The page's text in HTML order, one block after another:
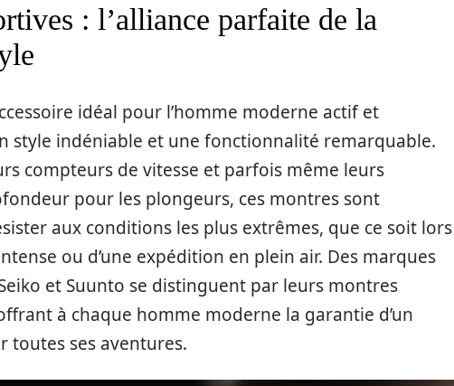
: l’alliance parfaite de la
idéal pour l’homme moderne actif et
style indéniable et une fonctionnalité remarquable.
compteurs de vitesse et parfois même leurs
pour les plongeurs, ces montres sont
aux conditions les plus extrêmes, que ce soit lors
ou d’une expédition en plein air. Des marques
et Suunto se distinguent par leurs montres
à chaque homme moderne la garantie d’un
toutes ses aventures.